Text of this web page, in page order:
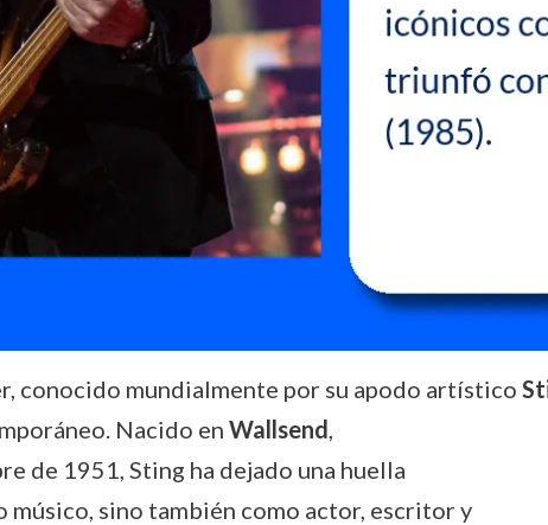
conocido mundialmente por su apodo artístico
Nacido en Wallsend,
de 1951, Sting ha dejado una huella
músico, sino también como actor, escritor y